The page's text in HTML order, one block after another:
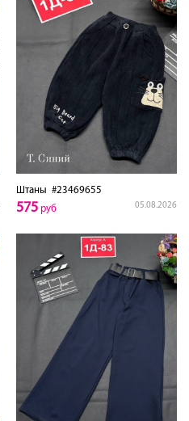
Штаны #23469655
05.08.2026
575 руб